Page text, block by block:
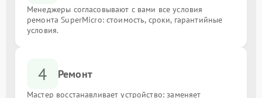
Менеджеры согласовывают с вами все условия
ремонта SuperMicro: стоимость, сроки, гарантийные
условия.
4 Ремонт
Мастер восстанавливает устройство: заменяет